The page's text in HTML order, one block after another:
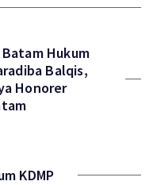
Hukum
Balqis,
Honorer
KDMP